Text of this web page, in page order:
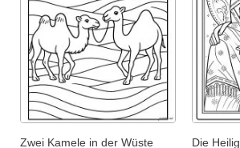
Zwei Kamele in der Wüste Die